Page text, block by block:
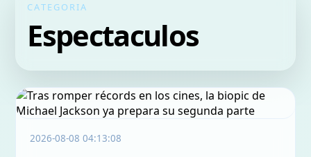
CATEGORIA
Espectaculos
2026-08-08 04:13:08